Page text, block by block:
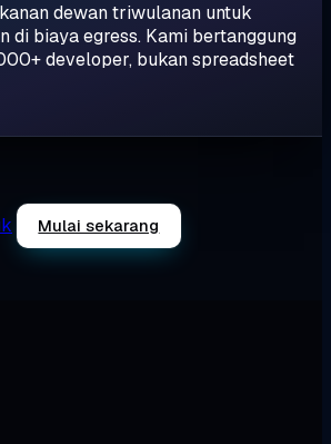
dewan triwulanan untuk
di biaya egress. Kami bertanggung
developer, bukan spreadsheet
Mulai sekarang